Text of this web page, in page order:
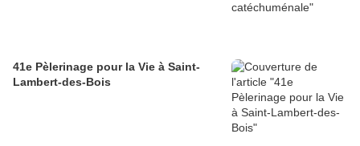
41e Pèlerinage pour la Vie à Saint-
Lambert-des-Bois